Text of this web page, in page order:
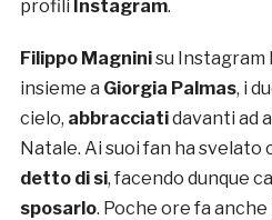
profili Instagram.
Filippo Magninisu Instagram
insieme a Giorgia Palmas, i
cielo, abbracciatidavanti ad
Natale. Ai suoi fan ha svelato
detto di si, facendo dunque
sposarlo. Poche ore fa